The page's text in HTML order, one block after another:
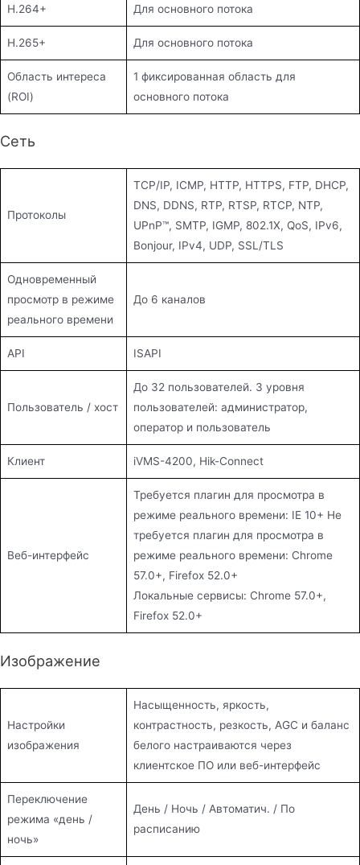
H.264+ Для основного потока
H.265+ Для основного потока
Область интереса
(ROI)
1 фиксированная область для
основного потока
Сеть
Протоколы
TCP/IP, ICMP, HTTP, HTTPS, FTP, DHCP,
DNS, DDNS, RTP, RTSP, RTCP, NTP,
UPnP™, SMTP, IGMP, 802.1X, QoS, IPv6,
Bonjour, IPv4, UDP, SSL/TLS
Одновременный
просмотр в режиме
реального времени
До 6 каналов
API ISAPI
Пользователь / хост
До 32 пользователей. 3 уровня
пользователей: администратор,
оператор и пользователь
Клиент iVMS-4200, Hik-Connect
Веб-интерфейс
Требуется плагин для просмотра в
режиме реального времени: IE 10+ Не
требуется плагин для просмотра в
режиме реального времени: Chrome
57.0+, Firefox 52.0+
Локальные сервисы: Chrome 57.0+,
Firefox 52.0+
Изображение
Настройки
изображения
Насыщенность, яркость,
контрастность, резкость, AGC и баланс
белого настраиваются через
клиентское ПО или веб-интерфейс
Переключение
режима «день /
ночь»
День / Ночь / Автоматич. / По
расписанию